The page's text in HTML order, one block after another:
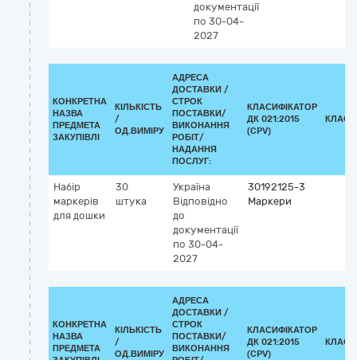
документації
по 30-04-
2027
КОНКРЕТНА
НАЗВА
ПРЕДМЕТА
ЗАКУПІВЛІ
КІЛЬКІСТЬ
/
ОД.ВИМІРУ
АДРЕСА
ДОСТАВКИ /
СТРОК
ПОСТАВКИ/
ВИКОНАННЯ
РОБІТ/
НАДАННЯ
ПОСЛУГ:
КЛАСИФІКАТОР
ДК 021:2015
(CPV)
Набір
маркерів
для дошки
30
штука
Україна
Відповідно
до
документації
по 30-04-
2027
30192125-3
Маркери
КОНКРЕТНА
НАЗВА
ПРЕДМЕТА
КІЛЬКІСТЬ
/
ОД.ВИМІРУ
АДРЕСА
ДОСТАВКИ /
СТРОК
ПОСТАВКИ/
ВИКОНАННЯ
КЛАСИФІКАТОР
ДК 021:2015
(CPV)